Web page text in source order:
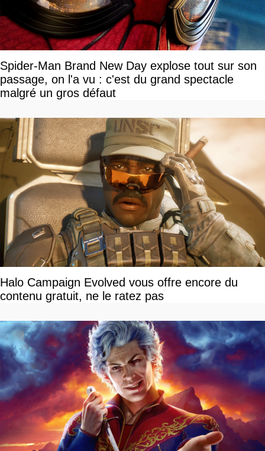
Spider-Man Brand New Day explose tout sur son
passage, on l'a vu : c'est du grand spectacle
malgré un gros défaut
Halo Campaign Evolved vous offre encore du
contenu gratuit, ne le ratez pas